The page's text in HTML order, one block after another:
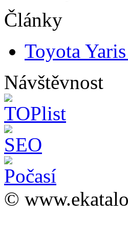
Články
Toyota
Návštěvnost
©